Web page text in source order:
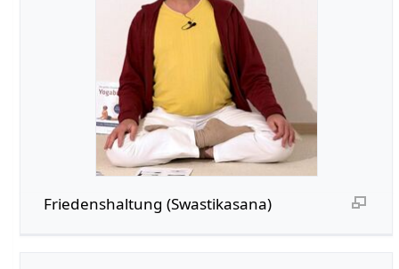
Friedenshaltung (Swastikasana)